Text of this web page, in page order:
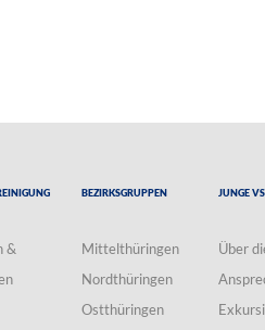
&
Bezirksgruppen
Mittelthüringen
Nordthüringen
Ostthüringen
Junge
Über